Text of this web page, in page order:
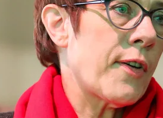
verlag
veranstaltungen
fragen & hilfe